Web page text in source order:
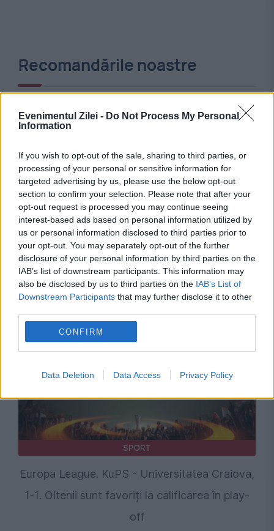
Evenimentul Zilei - Do Not Process My Personal
Information
If you wish to opt-out of the sale, sharing to third parties, or
processing of your personal or sensitive information for
targeted advertising by us, please use the below opt-out
section to confirm your selection. Please note that after your
opt-out request is processed you may continue seeing
interest-based ads based on personal information utilized by
us or personal information disclosed to third parties prior to
your opt-out. You may separately opt-out of the further
disclosure of your personal information by third parties on the
IAB’s list of downstream participants. This information may
also be disclosed by us to third parties on the IAB’s List of
Downstream Participants that may further disclose it to other
CONFIRM
Data Deletion Data Access Privacy Policy
Recomandările noastre
SPORT
CFR Cluj - Tromso, 0-5. Umilință de zile mari
pentru echipa din Gruia. Returul nu mai
contează
SPORT
Europa League. KuPS - Universitatea Craiova,
1-1. Oltenii sunt favoriți la calificarea în play-
off